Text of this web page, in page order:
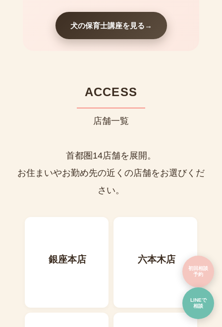
犬の保育士講座を見る →
ACCESS
店舗一覧
首都圏14店舗を展開。
お住まいやお勤め先の近くの店舗をお選びくだ
さい。
銀座本店 六本木店
初回相談
予約
LINEで
相談